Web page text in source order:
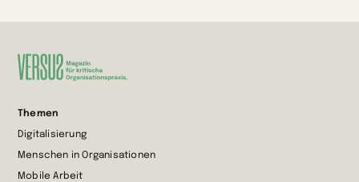
Startseite
wechseln
Themen
Digitalisierung
Menschen in Organisationen
Mobile Arbeit